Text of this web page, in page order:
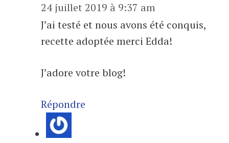
24 juillet 2019 à 9:37 am
J’ai testé et nous avons été conquis,
recette adoptée merci Edda!
J’adore votre blog!
Répondre